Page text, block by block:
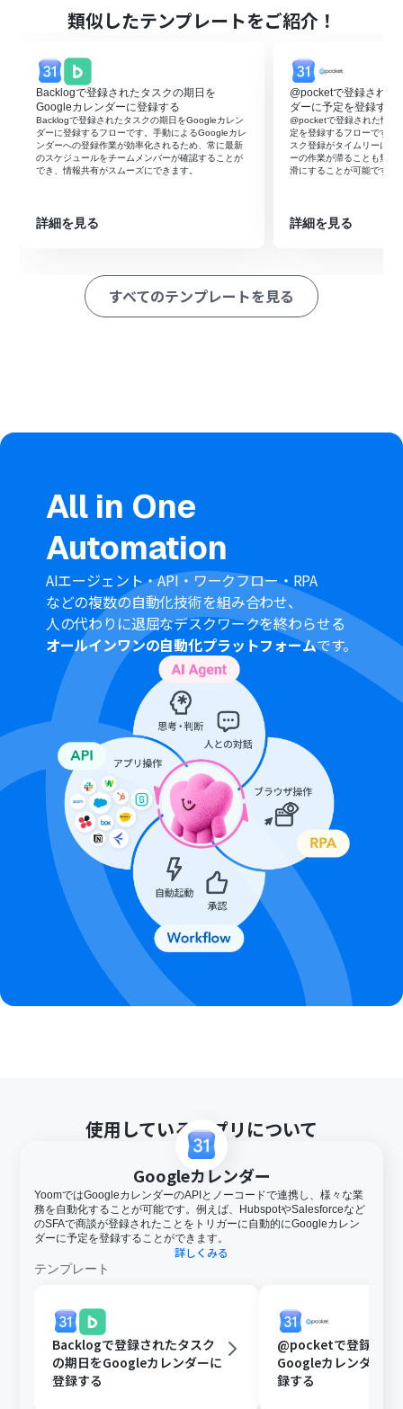
■フローボットの流れ
と連携します。
次に、トリガーでChrome拡張機能を選択し、SPIRALの
画面上の任意のボタンクリックでフローが起動するよう
に設定します。
次に、オペレーションでGoogleカレンダーの「予定を作
成」アクションを設定し、SPIRALから取得した情報を基
に会議予定を作成します。
ルを顧客に自動で送信します。
■このワークフローのカスタムポイント
顧客名や会議日時といった動的な情報を挿入できます。
を連携してください。
Chrome拡張機能を使ったトリガーの設定方法は
ご参照ください。
類似したテンプレートをご紹介！
Backlogで登録されたタスクの期日を
Googleカレンダーに登録する
Backlogで登録されたタスクの期日をGoogleカレン
ダーに登録するフローです。手動によるGoogleカレ
ンダーへの登録作業が効率化されるため、常に最新
のスケジュールをチームメンバーが確認することが
でき、情報共有がスムーズにできます。
詳細を見る
@pocketで登録された
ダーに予定を登録する
@pocketで登録された情報
定を登録するフローです。
スク登録がタイムリーにな
ーの作業が滞ることも無く
滑にすることが可能です。
詳細を見る
すべてのテンプレートを見る
All in One
Automation
AIエージェント・API・ワークフロー・RPA
などの複数の自動化技術を組み合わせ、
人の代わりに退屈なデスクワークを終わらせる
オールインワンの自動化プラットフォームです。
使用しているアプリについて
Googleカレンダー
YoomではGoogleカレンダーのAPIとノーコードで連携し、様々な業
務を自動化することが可能です。例えば、HubspotやSalesforceなど
のSFAで商談が登録されたことをトリガーに自動的にGoogleカレン
ダーに予定を登録することができます。
詳しくみる
テンプレート
Backlogで登録されたタスク
の期日をGoogleカレンダーに
登録する
@pocketで登録され
Googleカレンダーに
録する